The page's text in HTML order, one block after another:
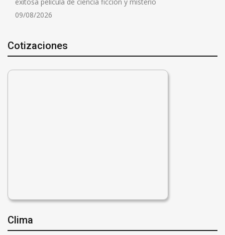
09/08/2026
Cotizaciones
Clima